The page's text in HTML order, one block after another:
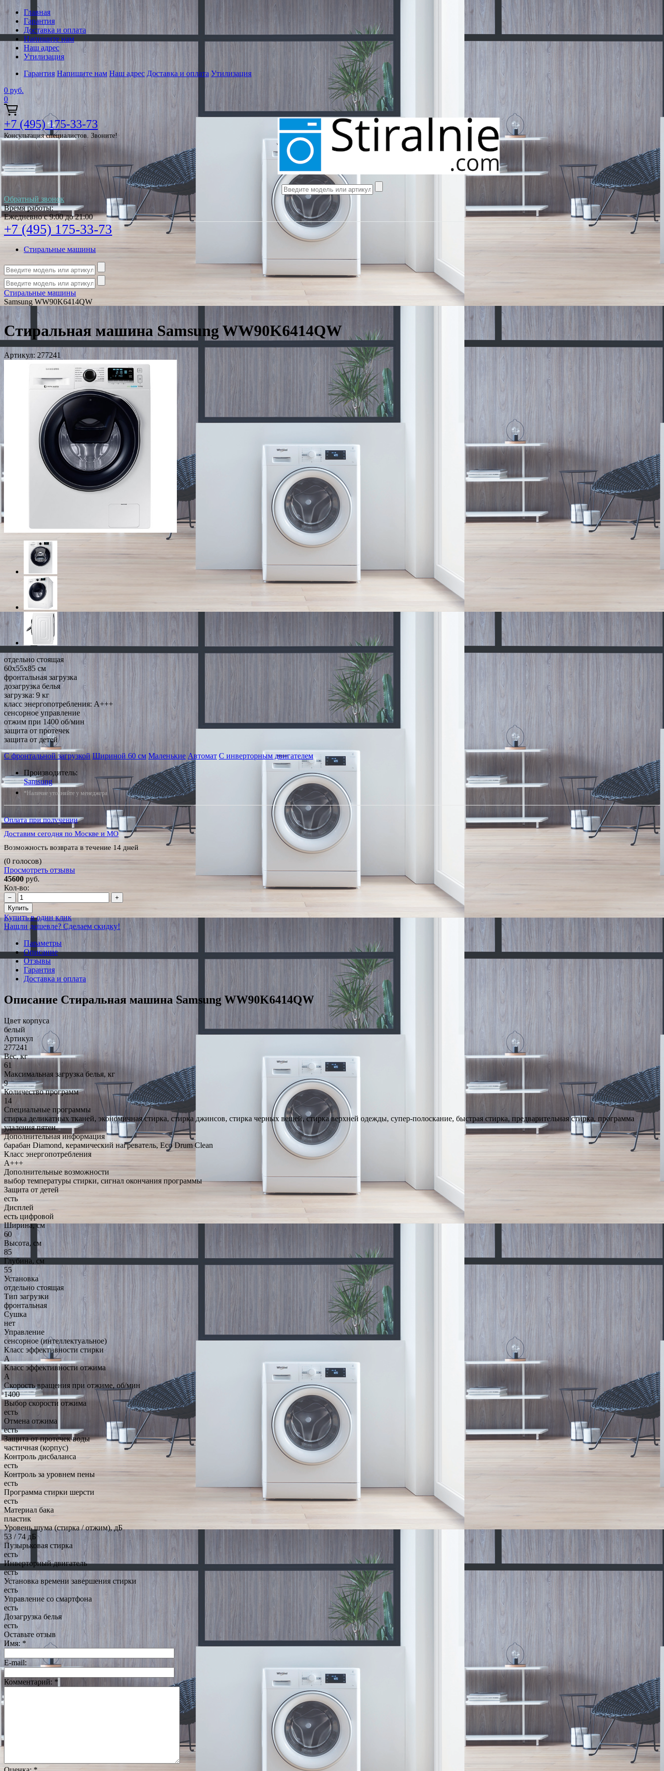
Главная
Гарантия
Доставка и оплата
Напишите нам
Наш адрес
Утилизация
Гарантия Напишите нам Наш адрес Доставка и оплата Утилизация
0 руб.
0
+7 (495) 175-33-73
Консультация специалистов. Звоните!
Обратный звонок
Время работы:
Ежедневно с 9:00 до 21:00
+7 (495) 175-33-73
Стиральные машины
Стиральные машины
Samsung WW90K6414QW
Стиральная машина Samsung WW90K6414QW
Артикул: 277241
отдельно стоящая
60x55x85 см
фронтальная загрузка
дозагрузка белья
загрузка: 9 кг
класс энергопотребления: A+++
сенсорное управление
отжим при 1400 об/мин
защита от протечек
защита от детей
С фронтальной загрузкой Шириной 60 см Маленькие Автомат С инверторным двигателем
Производитель:
Samsung
*Наличие уточняйте у менеджера
Оплата при получении
Доставим сегодня по Москве и МО
Возможность возврата в течение 14 дней
(0 голосов)
Просмотреть отзывы
45600 руб.
Кол-во:
−
+
Купить
Купить в один клик
Нашли дешевле? Сделаем скидку!
Параметры
Описание
Отзывы
Гарантия
Доставка и оплата
Описание Стиральная машина Samsung WW90K6414QW
Цвет корпуса
белый
Артикул
277241
Вес, кг
61
Максимальная загрузка белья, кг
9
Количество программ
14
Специальные программы
стирка деликатных тканей, экономичная стирка, стирка джинсов, стирка черных вещей, стирка верхней одежды, супер-полоскание, быстрая стирка, предварительная стирка, программа
удаления пятен
Дополнительная информация
барабан Diamond, керамический нагреватель, Eco Drum Clean
Класс энергопотребления
A+++
Дополнительные возможности
выбор температуры стирки, сигнал окончания программы
Защита от детей
есть
Дисплей
есть цифровой
Ширина, см
60
Высота, см
85
Глубина, см
55
Установка
отдельно стоящая
Тип загрузки
фронтальная
Сушка
нет
Управление
сенсорное (интеллектуальное)
Класс эффективности стирки
A
Класс эффективности отжима
A
Скорость вращения при отжиме, об/мин
1400
Выбор скорости отжима
есть
Отмена отжима
есть
Защита от протечек воды
частичная (корпус)
Контроль дисбаланса
есть
Контроль за уровнем пены
есть
Программа стирки шерсти
есть
Материал бака
пластик
Уровень шума (стирка / отжим), дБ
53 / 74 дБ
Пузырьковая стирка
есть
Инверторный двигатель
есть
Установка времени завершения стирки
есть
Управление со смартфона
есть
Дозагрузка белья
есть
Оставьте отзыв
Имя: *
E-mail:
Комментарий: *